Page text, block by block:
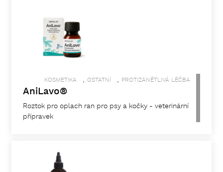
KOSMETIKA , OSTATNÍ , PROTIZÁNĚTLIVÁ LÉČBA
AniLavo®
Roztok pro oplach ran pro psy a kočky - veterinární
přípravek